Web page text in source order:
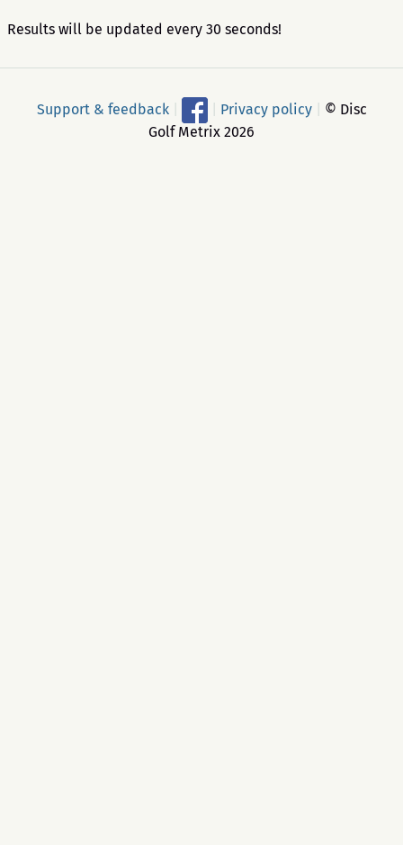
Results will be updated every 30 seconds!
Support & feedback Privacy policy
© Disc
Golf Metrix 2026